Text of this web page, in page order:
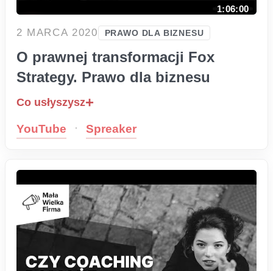
1:06:00
2 MARCA 2020 PRAWO DLA BIZNESU
O prawnej transformacji Fox
Strategy. Prawo dla biznesu
Co usłyszysz
YouTube · Spreaker